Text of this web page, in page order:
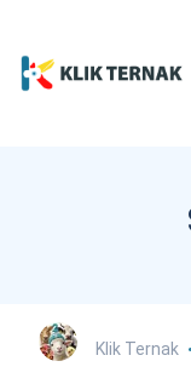
Klik Ternak